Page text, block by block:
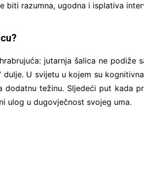
razumna, ugodna i isplativa
jutarnja šalica ne podiže
dulje. U svijetu u kojem su
dodatnu težinu. Sljedeći put kada
ulog u dugovječnost svojeg uma.